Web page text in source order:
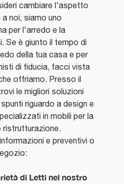
cambiare l'aspetto
noi, siamo uno
per l'arredo e la
Se è giunto il tempo di
della tua casa e per
di fiducia, facci vista
offriamo. Presso il
le migliori soluzioni
riguardo a design e
in mobili per la
e preventivi o
di Letti nel nostro